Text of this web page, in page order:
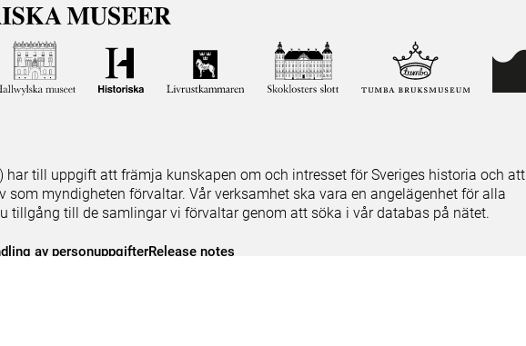
har till uppgift att främja kunskapen om och intresset för Sveriges historia och att
som myndigheten förvaltar. Vår verksamhet ska vara en angelägenhet för alla
tillgång till de samlingar vi förvaltar genom att söka i vår databas på nätet.
av personuppgifterRelease notes